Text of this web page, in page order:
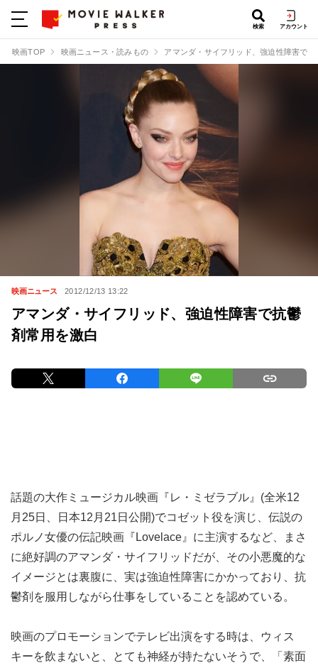
検索 アカウント
映画TOP 映画ニュース・読みもの アマンダ・サイフリッド、強迫性障害で
映画ニュース 2012/12/13 13:22
アマンダ・サイフリッド、強迫性障害で抗鬱
剤常用を激白
話題の大作ミュージカル映画『レ・ミゼラブル』(全米12
月25日、日本12月21日公開)でコゼット役を演じ、伝説の
ポルノ女優の伝記映画『Lovelace』に主演するなど、まさ
に絶好調のアマンダ・サイフリッドだが、その小悪魔的な
イメージとは裏腹に、実は強迫性障害にかかっており、抗
鬱剤を服用しながら仕事をしていることを認めている。
映画のプロモーションでテレビ出演をする時は、ウィス
キーを飲まないと、とても神経が持たないそうで、「素面